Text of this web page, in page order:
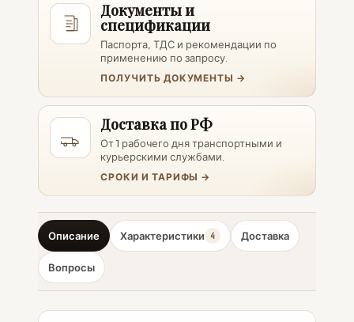
Документы и
спецификации
Паспорта, ТДС и рекомендации по
применению по запросу.
ПОЛУЧИТЬ ДОКУМЕНТЫ →
Доставка по РФ
От 1 рабочего дня транспортными и
курьерскими службами.
СРОКИ И ТАРИФЫ →
Описание Характеристики 4 Доставка
Вопросы